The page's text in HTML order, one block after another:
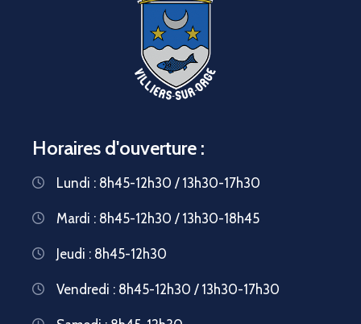
Horaires d'ouverture :
Lundi : 8h45-12h30 / 13h30-17h30
Mardi : 8h45-12h30 / 13h30-18h45
Jeudi : 8h45-12h30
Vendredi : 8h45-12h30 / 13h30-17h30